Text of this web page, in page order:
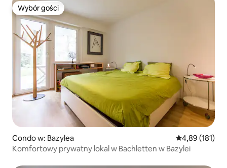
Wybór gości
Wybór gości
Condo w: Bazylea Średnia
4,89 (181)
Komfortowy prywatny lokal w Bachletten w Bazylei